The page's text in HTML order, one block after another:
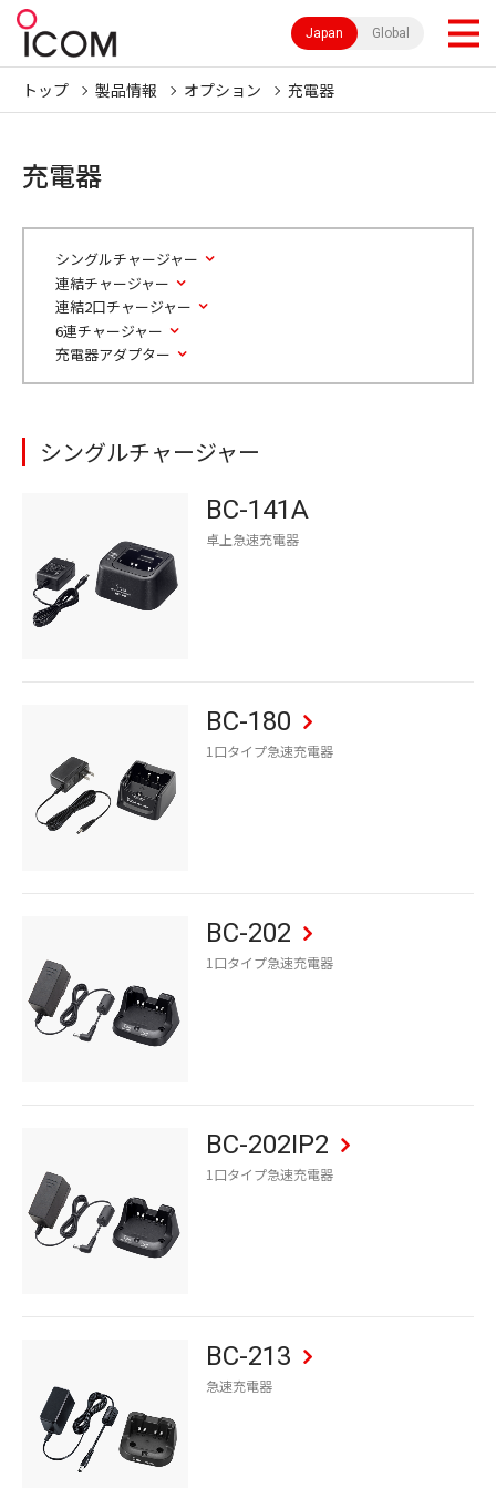
Japan Global
トップ 製品情報 オプション 充電器
充電器
シングルチャージャー
連結チャージャー
連結2口チャージャー
6連チャージャー
充電器アダプター
シングルチャージャー
BC-141A
卓上急速充電器
BC-180
1口タイプ急速充電器
BC-202
1口タイプ急速充電器
BC-202IP2
1口タイプ急速充電器
BC-213
急速充電器